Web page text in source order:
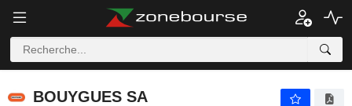
BOUYGUES SA
BOUYGUES SA